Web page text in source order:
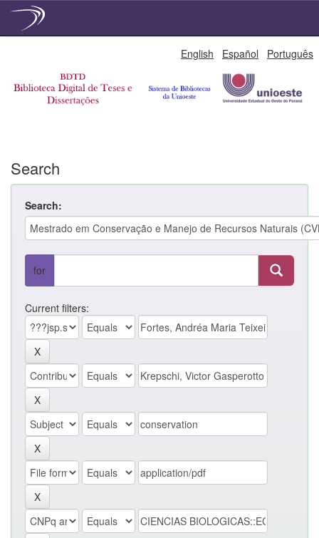
English Español Português
Search
Search:
for
Current filters: